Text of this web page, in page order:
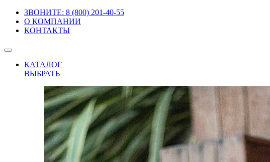
ЗВОНИТЕ: 8 (800) 201-40-55
О КОМПАНИИ
КОНТАКТЫ
КАТАЛОГ
ВЫБРАТЬ